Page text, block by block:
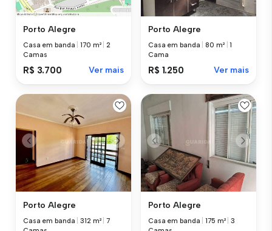
Porto Alegre
Casa em banda |170 m² |2
Camas
R$ 3.700 Ver mais
Porto Alegre
Casa em banda |80 m² |1
Cama
R$ 1.250 Ver mais
Porto Alegre
Casa em banda |312 m² |7
Porto Alegre
Casa em banda |175 m² |3